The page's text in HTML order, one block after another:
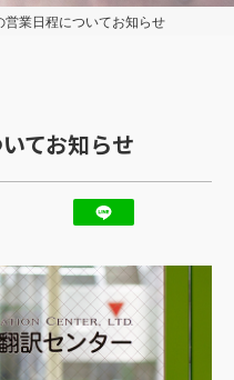
営業日程についてお知らせ
てお知らせ